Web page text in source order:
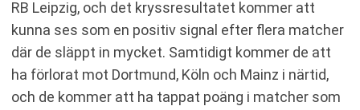
RB Leipzig, och det kryssresultatet kommer att
kunna ses som en positiv signal efter flera matcher
där de släppt in mycket. Samtidigt kommer de att
ha förlorat mot Dortmund, Köln och Mainz i närtid,
och de kommer att ha tappat poäng i matcher som